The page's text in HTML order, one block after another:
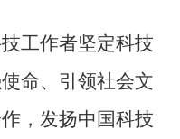
工作者坚定科技
命、引领社会文
，发扬中国科技